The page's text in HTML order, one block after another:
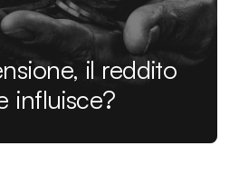
il reddito
influisce?